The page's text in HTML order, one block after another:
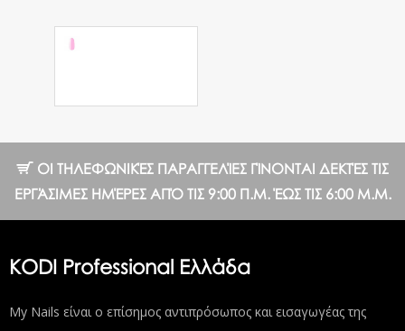
ΟΙ ΤΗΛΕΦΩΝΙΚΈΣ ΠΑΡΑΓΓΕΛΊΕΣ ΓΊΝΟΝΤΑΙ ΔΕΚΤΈΣ ΤΙΣ
ΕΡΓΆΣΙΜΕΣ ΗΜΈΡΕΣ ΑΠΌ ΤΙΣ 9:00 Π.Μ. ΈΩΣ ΤΙΣ 6:00 Μ.Μ.
KODI Professional Ελλάδα
My Nails είναι ο επίσημος αντιπρόσωπος και εισαγωγέας της